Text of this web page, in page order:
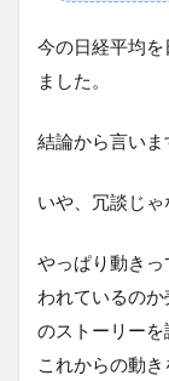
今の日経平均
ました。
結論から言いま
いや、冗談じゃ
やっぱり動き
われているの
のストーリー
これからの動